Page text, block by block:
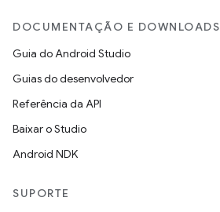
DOCUMENTAÇÃO E DOWNLOADS
Guia do Android Studio
Guias do desenvolvedor
Referência da API
Baixar o Studio
Android NDK
SUPORTE